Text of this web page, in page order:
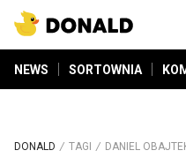
NEWS SORTOWNIA
DONALD TAGI DANIEL